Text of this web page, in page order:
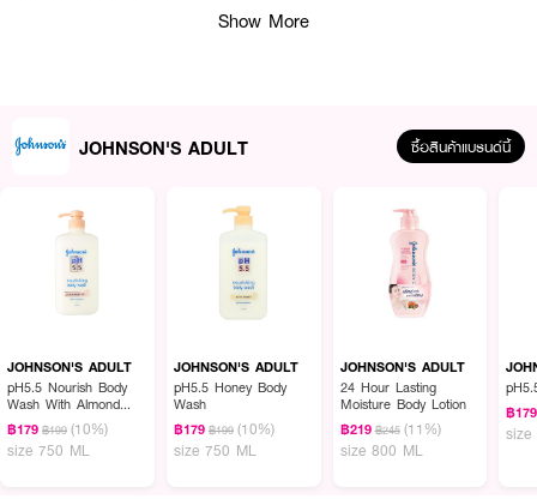
· กักเก็บความชุ่มชื้นให้ผิวดูสว่างกระจ่างใส
ลูปไล้ให้ทั่วเรือนร่าง ทุกครั้งหลังอาบน้ํา
Show More
JOHNSON'S ADULT ซื้อสินค้าแบรนด์นี้
JOHNSON'S ADULT
pH5.5 Nourish Body
Wash With Almond
Oil For Healthy Skin
฿179 ฿199 (10%)
size 750 ML
JOHNSON'S ADULT
pH5.5 Honey Body
Wash
฿179 ฿199 (10%)
size 750 ML
JOHNSON'S ADULT
24 Hour Lasting
Moisture Body Lotion
฿219 ฿245 (11%)
size 800 ML
฿179
size